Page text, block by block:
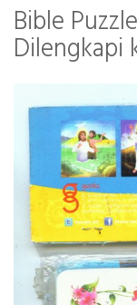
Bible
Dilengkapi